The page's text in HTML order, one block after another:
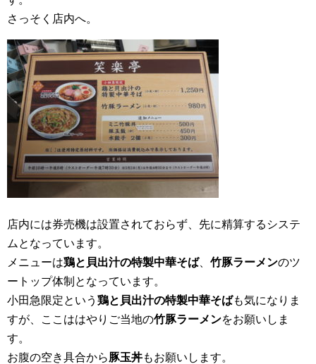
さっそく店内へ。
店内には券売機は設置されておらず、先に精算するシステ
ムとなっています。
メニューは鶏と貝出汁の特製中華そば、 竹豚ラーメンのツ
ートップ体制となっています。
小田急限定という 鶏と貝出汁の特製中華そばも気になりま
すが、ここははやりご当地の竹豚ラーメンをお願いしま
す。
お腹の空き具合から豚玉丼もお願いします。